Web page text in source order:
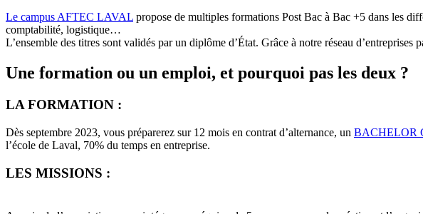
Le campus AFTEC LAVAL propose de multiples formations Post Bac à Bac +5 dans les
comptabilité, logistique…
L’ensemble des titres sont validés par un diplôme d’État. Grâce à notre réseau
Une formation ou un emploi, et pourquoi pas les deux ?
LA FORMATION :
Dès septembre 2023, vous préparerez sur 12 mois en contrat d’alternance, un BACHELOR
l’école de Laval, 70% du temps en entreprise.
LES MISSIONS :